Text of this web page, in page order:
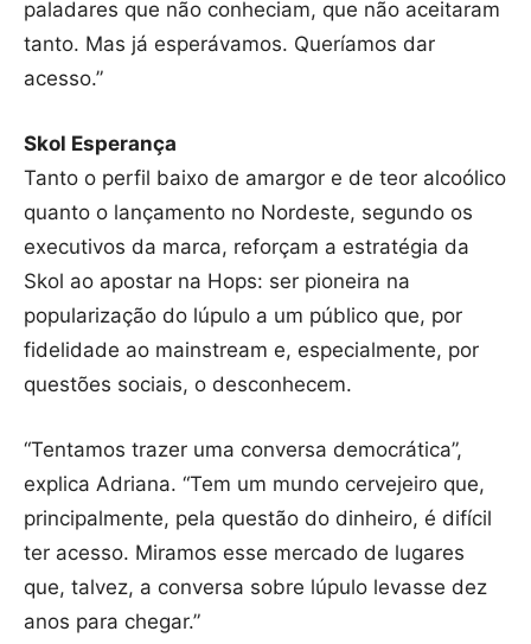
paladares que não conheciam, que não aceitaram
tanto. Mas já esperávamos. Queríamos dar
acesso.”
Skol Esperança
Tanto o perfil baixo de amargor e de teor alcoólico
quanto o lançamento no Nordeste, segundo os
executivos da marca, reforçam a estratégia da
Skol ao apostar na Hops: ser pioneira na
popularização do lúpulo a um público que, por
fidelidade ao mainstream e, especialmente, por
questões sociais, o desconhecem.
“Tentamos trazer uma conversa democrática”,
explica Adriana. “Tem um mundo cervejeiro que,
principalmente, pela questão do dinheiro, é difícil
ter acesso. Miramos esse mercado de lugares
que, talvez, a conversa sobre lúpulo levasse dez
anos para chegar.”